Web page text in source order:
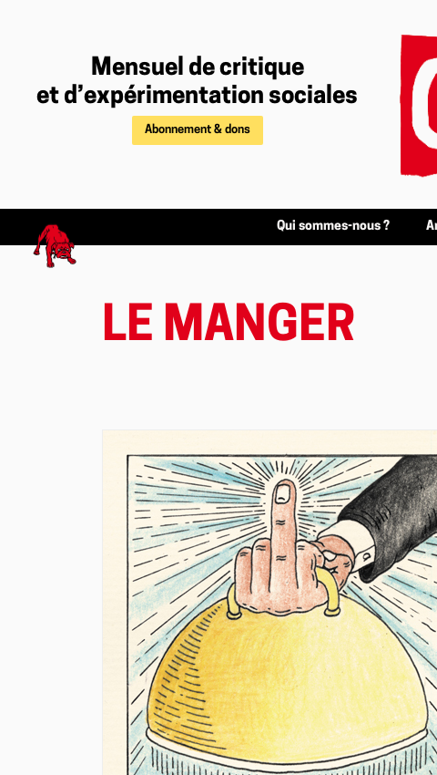
Mensuel de critique
et d’expérimentation sociales
Abonnement & dons
Qui sommes-nous ?
LE MANGER